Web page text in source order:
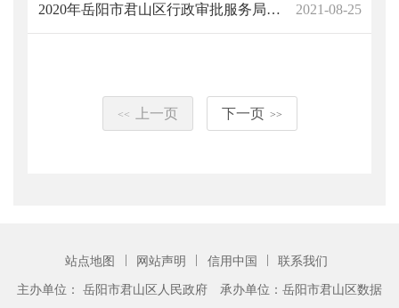
2020年岳阳市君山区行政审批服务局部门决算说明 2021-08-25
<< 上一页 下一页 >>
站点地图 | 网站声明 | 信用中国 |
联系我们
主办单位： 岳阳市君山区人民政府
承办单位：岳阳市君山区数据